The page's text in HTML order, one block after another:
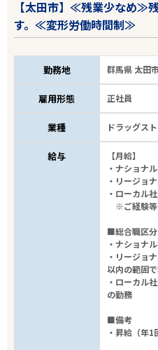
【太田市】≪残業少なめ≫
す。≪変形労働時間制≫
勤務地 群馬県 太田
雇用形態 正社員
業種 ドラッグス
給与
【月給】
・ナショナ
・リージョ
・ローカル
※ご経験等
■総合職区分
・ナショナ
・リージョ
以内の範囲
・ローカル
の勤務
■備考
・昇給（年